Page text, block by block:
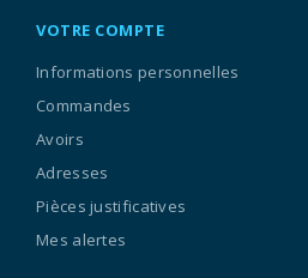
VOTRE COMPTE
Informations personnelles
Commandes
Avoirs
Adresses
Pièces justificatives
Mes alertes